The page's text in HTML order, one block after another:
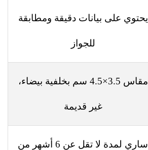
يحتوي على بيانات دقيقة ومطابقة
للجواز
مقاس 3.5×4.5 سم بخلفية بيضاء،
غير قديمة
ساري لمدة لا تقل عن 6 أشهر من